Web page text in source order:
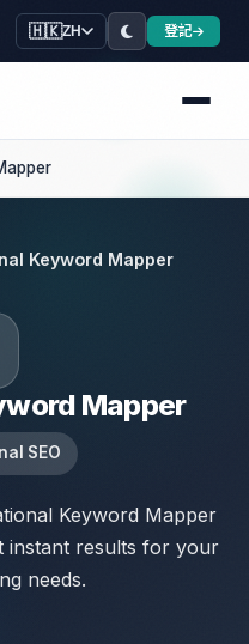
🇭🇰ZH 登記
Keyword Mapper
Mapper
SEO
Keyword Mapper
instant results for your
needs.